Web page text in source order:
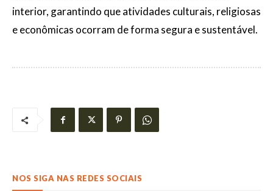
interior, garantindo que atividades culturais, religiosas
e econômicas ocorram de forma segura e sustentável.
NOS SIGA NAS REDES SOCIAIS